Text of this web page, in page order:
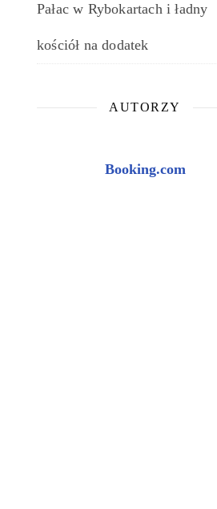
Pałac w Rybokartach i ładny
kościół na dodatek
AUTORZY
Booking.com